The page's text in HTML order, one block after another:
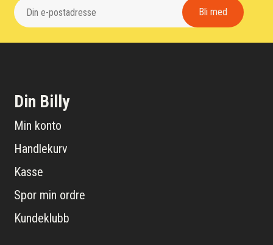
Din Billy
Min konto
Handlekurv
Kasse
Spor min ordre
Kundeklubb